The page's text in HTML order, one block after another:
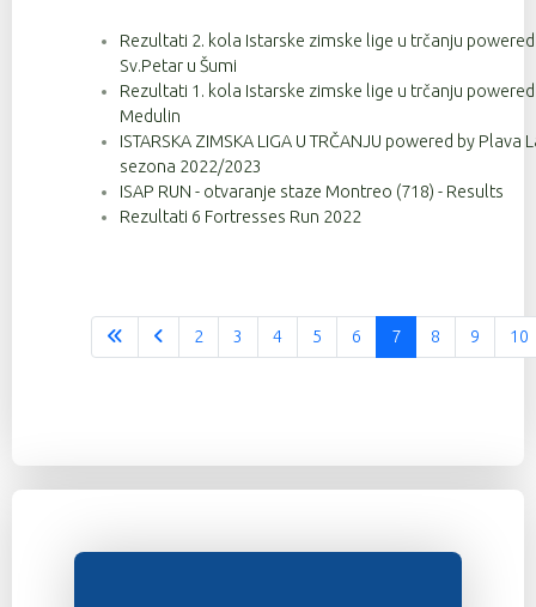
Rezultati 2. kola Istarske zimske lige u trčanju
Sv.Petar u Šumi
Rezultati 1. kola Istarske zimske lige u trčanju
Medulin
ISTARSKA ZIMSKA LIGA U TRČANJU powered by Plava
sezona 2022/2023
ISAP RUN - otvaranje staze Montreo (718) - Results
Rezultati 6 Fortresses Run 2022
2 3 4 5 6 7 8 9 10